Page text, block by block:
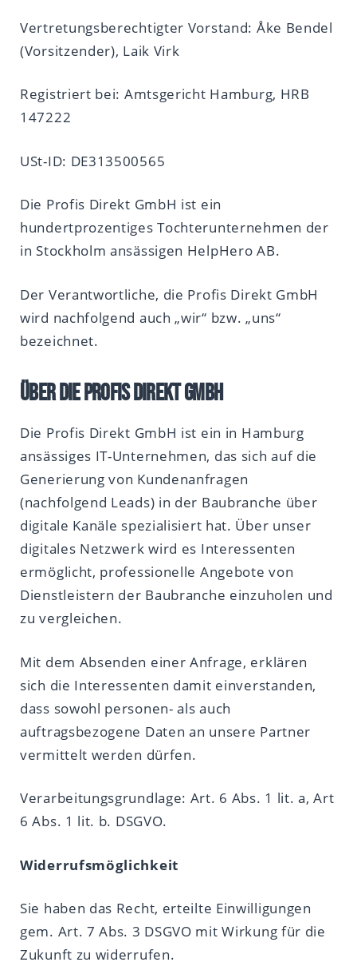
Vertretungsberechtigter Vorstand: Åke Bendel
(Vorsitzender), Laik Virk
Registriert bei: Amtsgericht Hamburg, HRB
147222
USt-ID: DE313500565
Die Profis Direkt GmbH ist ein
hundertprozentiges Tochterunternehmen der
in Stockholm ansässigen HelpHero AB.
Der Verantwortliche, die Profis Direkt GmbH
wird nachfolgend auch „wir“ bzw. „uns“
bezeichnet.
Über die Profis Direkt GmbH
Die Profis Direkt GmbH ist ein in Hamburg
ansässiges IT-Unternehmen, das sich auf die
Generierung von Kundenanfragen
(nachfolgend Leads) in der Baubranche über
digitale Kanäle spezialisiert hat. Über unser
digitales Netzwerk wird es Interessenten
ermöglicht, professionelle Angebote von
Dienstleistern der Baubranche einzuholen und
zu vergleichen.
Mit dem Absenden einer Anfrage, erklären
sich die Interessenten damit einverstanden,
dass sowohl personen- als auch
auftragsbezogene Daten an unsere Partner
vermittelt werden dürfen.
Verarbeitungsgrundlage: Art. 6 Abs. 1 lit. a, Art
6 Abs. 1 lit. b. DSGVO.
Widerrufsmöglichkeit
Sie haben das Recht, erteilte Einwilligungen
gem. Art. 7 Abs. 3 DSGVO mit Wirkung für die
Zukunft zu widerrufen.